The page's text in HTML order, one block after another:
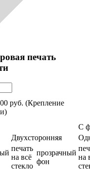
печать
руб. (Крепление
С
Двухсторонняя
печать
на всё
стекло
прозрачный
фон
на